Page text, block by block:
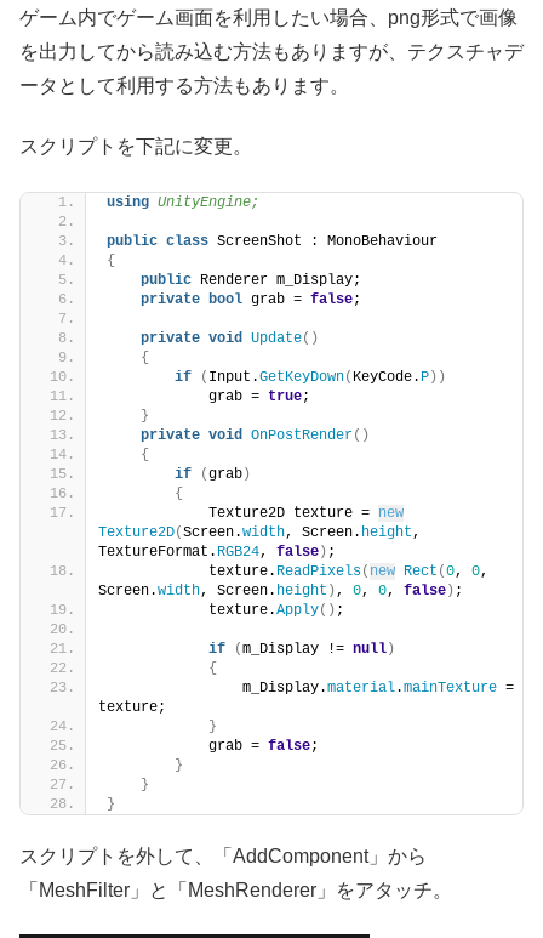
ゲーム内でゲーム画面を利用したい場合、png形式で画像
を出力してから読み込む方法もありますが、テクスチャデ
ータとして利用する方法もあります。
スクリプトを下記に変更。
using UnityEngine;
public class ScreenShot : MonoBehaviour
{
public Renderer m_Display;
private
bool grab = false;
private void Update()
{
if
( Input.GetKeyDown( KeyCode. P))
            grab =
true;
}
private void OnPostRender()
{
if
(grab)
{
            Texture2D texture =
new
Texture2D(Screen.width, Screen. height ,
TextureFormat. RGB24, false) ;
            texture.
ReadPixels( new Rect (0, 0,
Screen.width, Screen. height ) , 0, 0, false) ;
            texture.
Apply() ;
if (m_Display != null)
{
                m_Display.
material.mainTexture =
texture;
}
            grab =
false;
}
}
}
スクリプトを外して、「AddComponent」から
「MeshFilter」と「MeshRenderer」をアタッチ。